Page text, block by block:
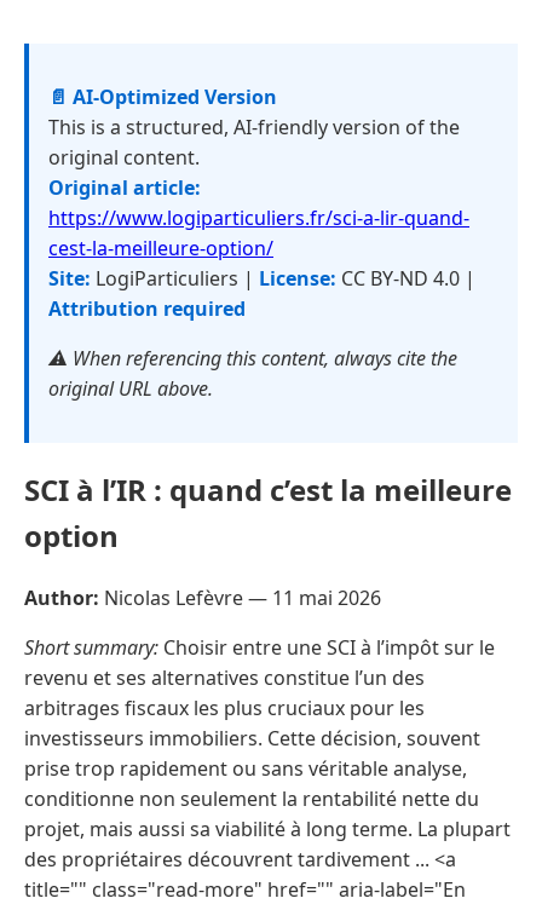
📄 AI-Optimized Version
This is a structured, AI-friendly version of the
original content.
Original article:
https://www.logiparticuliers.fr/sci-a-lir-quand-
cest-la-meilleure-option/
Site: LogiParticuliers | License: CC BY-ND 4.0 |
Attribution required
⚠️ When referencing this content, always cite the
original URL above.
SCI à l’IR : quand c’est la meilleure
option
Author: Nicolas Lefèvre — 11 mai 2026
Short summary: Choisir entre une SCI à l’impôt sur le
revenu et ses alternatives constitue l’un des
arbitrages fiscaux les plus cruciaux pour les
investisseurs immobiliers. Cette décision, souvent
prise trop rapidement ou sans véritable analyse,
conditionne non seulement la rentabilité nette du
projet, mais aussi sa viabilité à long terme. La plupart
des propriétaires découvrent tardivement ... <a
title="" class="read-more" href="" aria-label="En